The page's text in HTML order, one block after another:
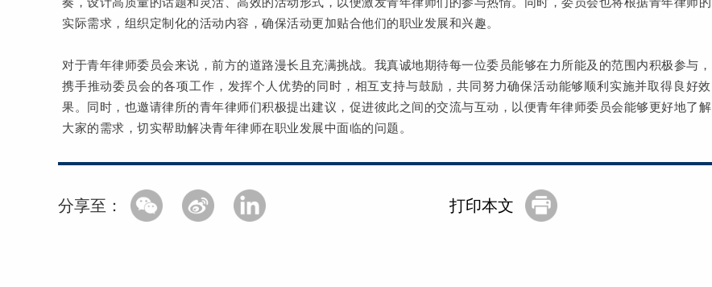
实际需求，组织定制化的活动内容，确保活动更加贴合他们的职业发展和兴趣。
对于青年律师委员会来说，前方的道路漫长且充满挑战。我真诚地期待每一位委员能够在力所能及的范围内积极参与，
携手推动委员会的各项工作，发挥个人优势的同时，相互支持与鼓励，共同努力确保活动能够顺利实施并取得良好效
果。同时，也邀请律所的青年律师们积极提出建议，促进彼此之间的交流与互动，以便青年律师委员会能够更好地了解
大家的需求，切实帮助解决青年律师在职业发展中面临的问题。
分享至： 打印本文